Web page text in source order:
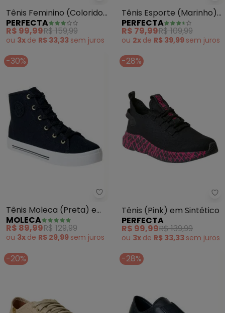
Tênis Feminino (Colorido)
em Sintético
PERFECTA
R$ 99,99R$ 159,99
ou 3x de R$ 33,33 sem juros
Tênis Esporte (Marinho)
em Tecido
PERFECTA
R$ 79,99R$ 109,99
ou 2x de R$ 39,99 sem juros
-30%
Moleca - Tênis Moleca (Preta)
Tênis Moleca (Preta) em
Tecido
MOLECA
R$ 89,99R$ 129,99
ou 3x de R$ 29,99 sem juros
-28%
Tênis (Pink) em Sintético
PERFECTA
R$ 99,99R$ 139,99
ou 3x de R$ 33,33 sem juros
-20% -28%